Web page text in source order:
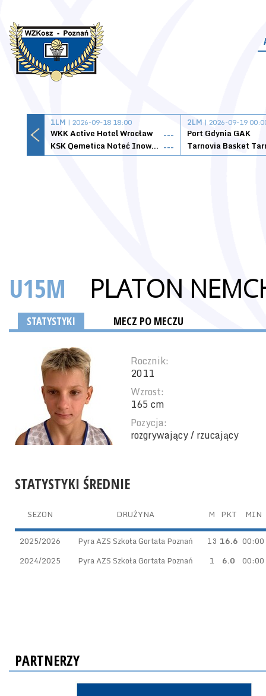
1LM | 2026-09-18 18:00
WKK Active Hotel Wrocław
---
KSK Qemetica Noteć Inowrocław ---
2LM | 2026-09-19
Port Gdynia GAK
U15M PLATON
STATYSTYKI MECZ PO MECZU
Rocznik:
2011
Wzrost:
165 cm
Pozycja:
rozgrywający / rzucający
STATYSTYKI ŚREDNIE
SEZON DRUŻYNA M PKT MIN
2025/2026 Pyra AZS Szkoła Gortata Poznań 13 16.6 00:00
2024/2025
Pyra AZS Szkoła Gortata Poznań 1 6.0 00:00
PARTNERZY